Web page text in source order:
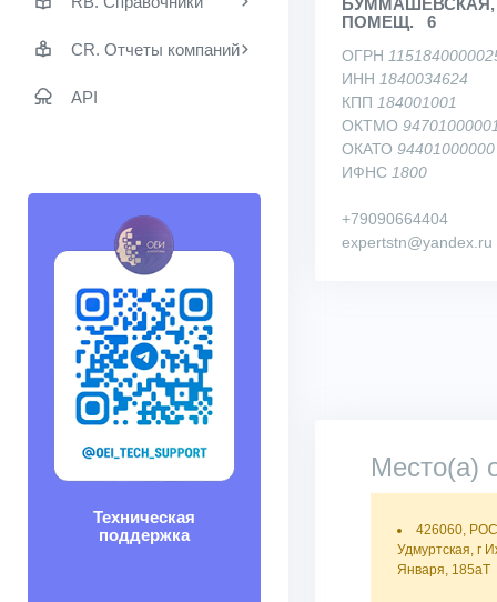
CR. Отчеты компаний
API
Техническая
поддержка
БУММАШЕВСКАЯ,
ПОМЕЩ. 6
ОГРН
ИНН 1840034624
КПП 184001001
ОКТМО 94701000001
ОКАТО 94401000000
ИФНС 1800
+79090664404
expertstn@yandex.ru
Место(а)
426060,
Удмуртская, г
Января, 185аТ